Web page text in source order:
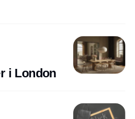
i London